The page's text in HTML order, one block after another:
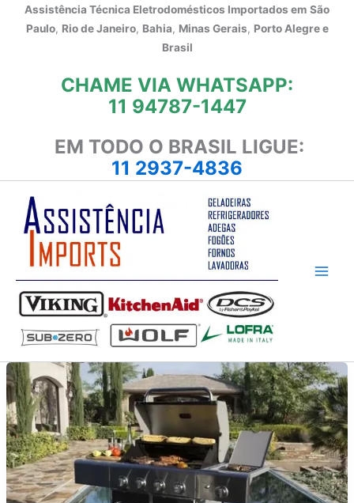
Assistência Técnica Eletrodomésticos Importados em São
Paulo, Rio de Janeiro, Bahia, Minas Gerais, Porto Alegre e
Brasil
CHAME VIA WHATSAPP:
11 94787-1447
EM TODO O BRASIL LIGUE:
11 2937-4836